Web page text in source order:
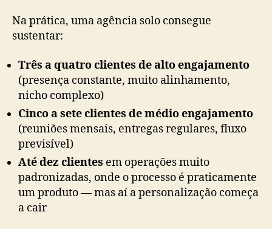
Na prática, uma agência solo consegue
sustentar:
Três a quatro clientes de alto engajamento
(presença constante, muito alinhamento,
nicho complexo)
Cinco a sete clientes de médio engajamento
(reuniões mensais, entregas regulares, fluxo
previsível)
Até dez clientes em operações muito
padronizadas, onde o processo é praticamente
um produto — mas aí a personalização começa
a cair